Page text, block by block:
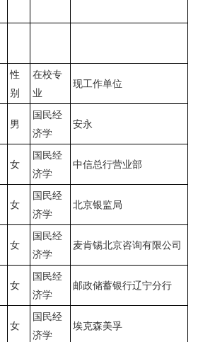
性
别
在校专
业
现工作单位
男
国民经
济学
安永
女
国民经
济学
中信总行营业部
女
国民经
济学
北京银监局
女
国民经
济学
麦肯锡北京咨询有限公司
女
国民经
济学
邮政储蓄银行辽宁分行
女
国民经
济学
埃克森美孚